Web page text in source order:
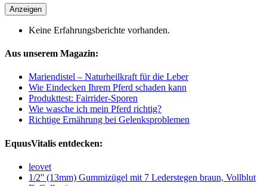
Anzeigen
Keine Erfahrungsberichte vorhanden.
Aus unserem Magazin:
Mariendistel – Naturheilkraft für die Leber
Wie Eindecken Ihrem Pferd schaden kann
Produkttest: Fairrider-Sporen
Wie wasche ich mein Pferd richtig?
Richtige Ernährung bei Gelenksproblemen
EquusVitalis entdecken:
leovet
1/2'' (13mm) Gummizügel mit 7 Lederstegen braun, Vollblut